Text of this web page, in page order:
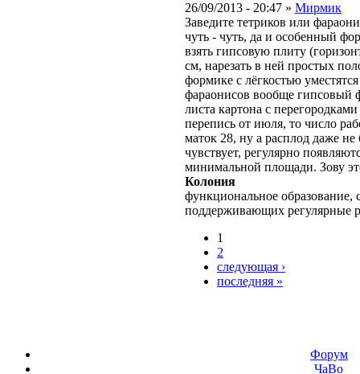
26/09/2013 - 20:47 » Мирмик
Заведите тетриков или
чуть - чуть, да и особенный
взять гипсовую плиту
см, нарезать в ней простых
формике с лёгкостью
фараонисов вообще
листа картона с
перепись от июля, то число
маток 28, ну а расплод даже не
чувствует, регулярно
минимальной площади. Зову
Колония
функциональное образование,
поддерживающих регулярные
1
2
следующая ›
последняя »
Форум
ЧаВо